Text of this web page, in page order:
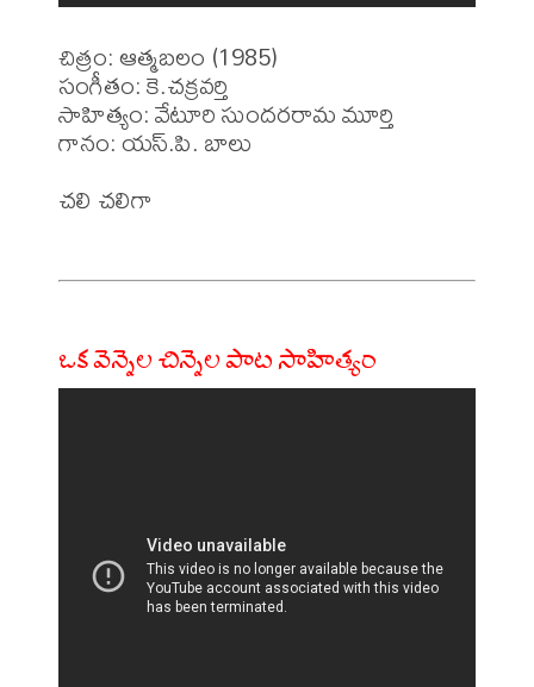
చిత్రం: ఆత్మబలం (1985)
సంగీతం: కె.చక్రవర్తి
సాహిత్యం: వేటూరి సుందరరామ మూర్తి
గానం: యస్.పి. బాలు
చలి చలిగా
ఒక వెన్నెల చిన్నెల పాట సాహిత్యం